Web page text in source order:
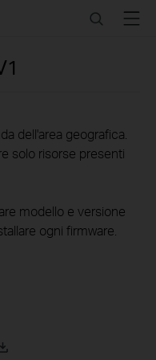
SearchMenu
dell'area geografica.
solo risorse presenti
modello e versione
ogni firmware.